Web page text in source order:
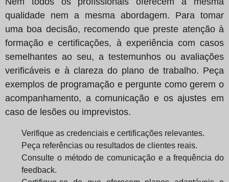
qualidade nem a mesma abordagem. Para tomar
uma boa decisão, recomendo que preste atenção à
formação e certificações, à experiência com casos
semelhantes ao seu, a testemunhos ou avaliações
verificáveis e à clareza do plano de trabalho. Peça
exemplos de programação e pergunte como gerem o
acompanhamento, a comunicação e os ajustes em
caso de lesões ou imprevistos.
Verifique as credenciais e certificações relevantes.
Peça referências ou resultados de clientes reais.
Consulte o método de comunicação e a frequência do
feedback.